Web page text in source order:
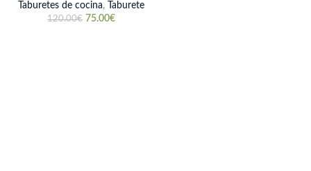
Taburetes de cocina, Taburete
120.00€ 75.00€